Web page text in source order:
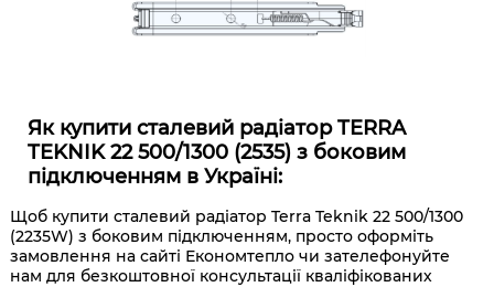
Як купити сталевий радіатор TERRA
TEKNIK 22 500/1300 (2535) з боковим
підключенням в Україні:
Щоб купити сталевий радіатор Terra Teknik 22 500/1300
(2235W) з боковим підключенням, просто оформіть
замовлення на сайті Економтепло чи зателефонуйте
нам для безкоштовної консультації кваліфікованих